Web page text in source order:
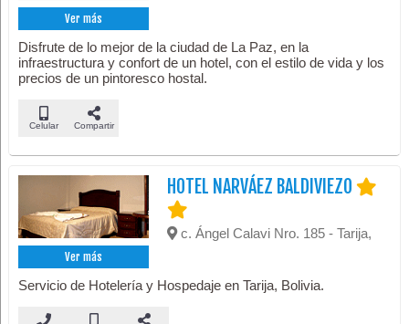
Ver más
Disfrute de lo mejor de la ciudad de La Paz, en la
infraestructura y confort de un hotel, con el estilo de vida y los
precios de un pintoresco hostal.
Celular Compartir
Ver más
HOTEL NARVÁEZ BALDIVIEZO
c. Ángel Calavi Nro. 185 - Tarija,
Servicio de Hotelería y Hospedaje en Tarija, Bolivia.